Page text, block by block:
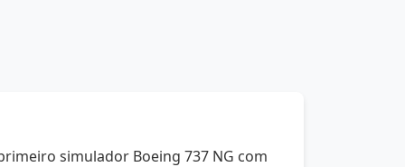
simulador Boeing 737 NG com